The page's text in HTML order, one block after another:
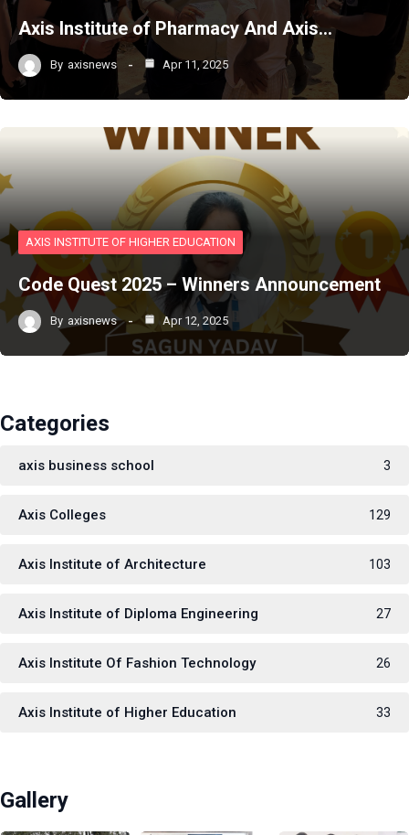
Axis Institute of Pharmacy And Axis…
By axisnews Apr 11, 2025
AXIS INSTITUTE OF HIGHER EDUCATION
Code Quest 2025 – Winners Announcement
By axisnews Apr 12, 2025
Categories
axis business school 3
Axis Colleges 129
Axis Institute of Architecture 103
Axis Institute of Diploma Engineering 27
Axis Institute Of Fashion Technology 26
Axis Institute of Higher Education 33
Gallery